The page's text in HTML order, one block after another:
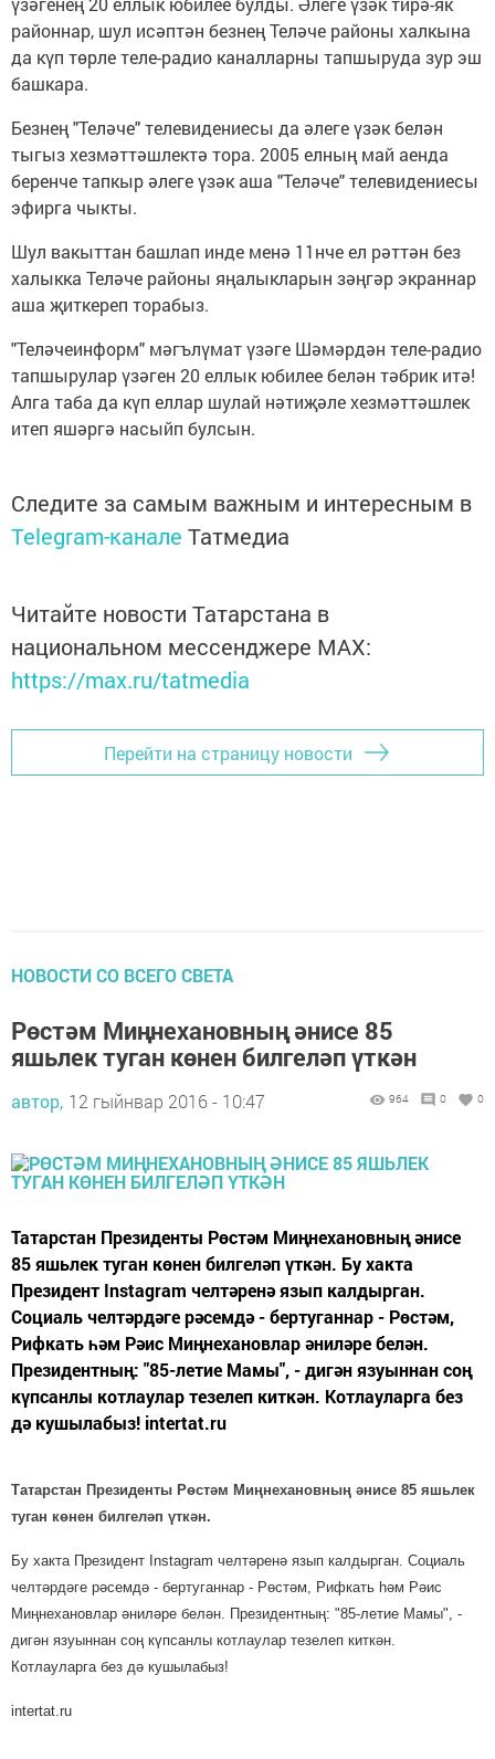
районнар, шул исәптән безнең Теләче районы халкына
да күп төрле теле-радио каналларны тапшыруда зур эш
башкара.
Безнең "Теләче" телевидениесы да әлеге үзәк белән
тыгыз хезмәттәшлектә тора. 2005 елның май аенда
беренче тапкыр әлеге үзәк аша "Теләче" телевидениесы
эфирга чыкты.
Шул вакыттан башлап инде менә 11нче ел рәттән без
халыкка Теләче районы яңалыкларын зәңгәр экраннар
аша җиткереп торабыз.
"Теләчеинформ" мәгълүмат үзәге Шәмәрдән теле-радио
тапшырулар үзәген 20 еллык юбилее белән тәбрик итә!
Алга таба да күп еллар шулай нәтиҗәле хезмәттәшлек
итеп яшәргә насыйп булсын.
Следите за самым важным и интересным в
Telegram-канале Татмедиа
Читайте новости Татарстана в
национальном мессенджере MАХ:
https://max.ru/tatmedia
Перейти на страницу новости
НОВОСТИ СО ВСЕГО СВЕТА
Рөстәм Миңнехановның әнисе 85
яшьлек туган көнен билгеләп үткән
автор, 12 гыйнвар 2016 - 10:47 964 0 0
Татарстан Президенты Рөстәм Миңнехановның әнисе
85 яшьлек туган көнен билгеләп үткән. Бу хакта
Президент Instagram челтәренә язып калдырган.
Социаль челтәрдәге рәсемдә - бертуганнар - Рөстәм,
Рифкать һәм Рәис Миңнехановлар әниләре белән.
Президентның: "85-летие Мамы", - дигән язуыннан соң
күпсанлы котлаулар тезелеп киткән. Котлауларга без
дә кушылабыз! intertat.ru
Татарстан Президенты Рөстәм Миңнехановның әнисе 85 яшьлек
туган көнен билгеләп үткән.
Бу хакта Президент Instagram челтәренә язып калдырган. Социаль
челтәрдәге рәсемдә - бертуганнар - Рөстәм, Рифкать һәм Рәис
Миңнехановлар әниләре белән. Президентның: "85-летие Мамы", -
дигән язуыннан соң күпсанлы котлаулар тезелеп киткән.
Котлауларга без дә кушылабыз!
intertat.ru